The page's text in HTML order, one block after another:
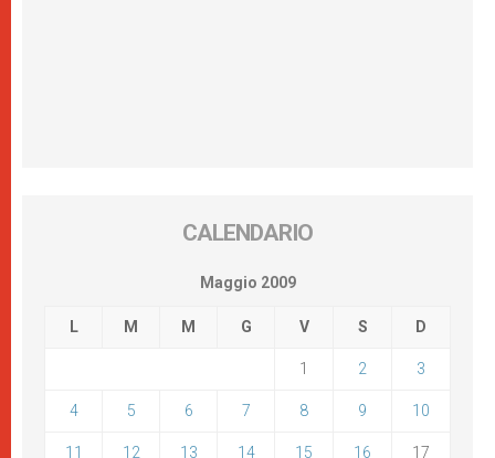
CALENDARIO
Maggio 2009
L M M G V S D
1 2 3
4 5 6 7 8 9 10
11 12 13 14 15 16 17